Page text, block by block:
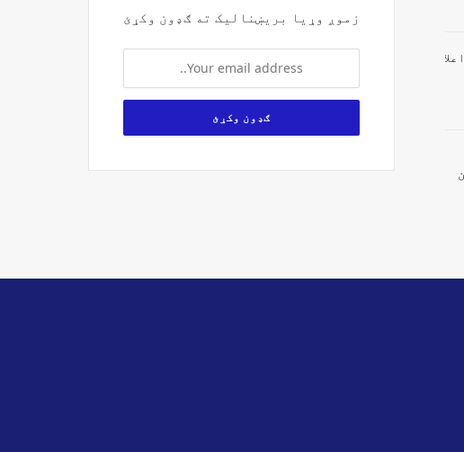
زموږ وړیا بریښنالیک ته ګډون وکړئ